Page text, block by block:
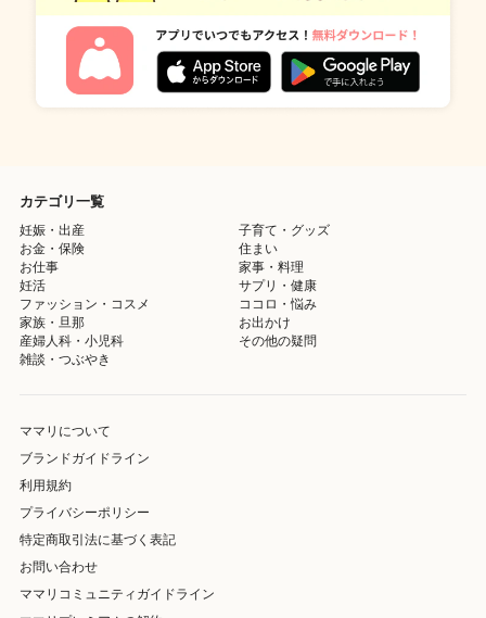
カテゴリ一覧
妊娠・出産
子育て・グッズ
お金・保険
住まい
お仕事
家事・料理
妊活
サプリ・健康
ファッション・コスメ
ココロ・悩み
家族・旦那
お出かけ
産婦人科・小児科
その他の疑問
雑談・つぶやき
ママリについて
ブランドガイドライン
利用規約
プライバシーポリシー
特定商取引法に基づく表記
お問い合わせ
ママリコミュニティガイドライン